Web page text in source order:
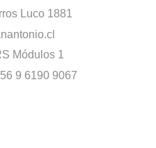
Luco 1881
Módulos 1
9 6190 9067